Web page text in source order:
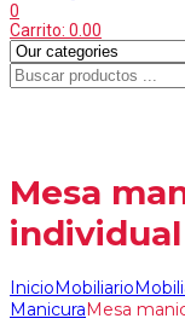
0
Carrito: 0.00
Mesa
individual
InicioMobiliario
ManicuraMesa